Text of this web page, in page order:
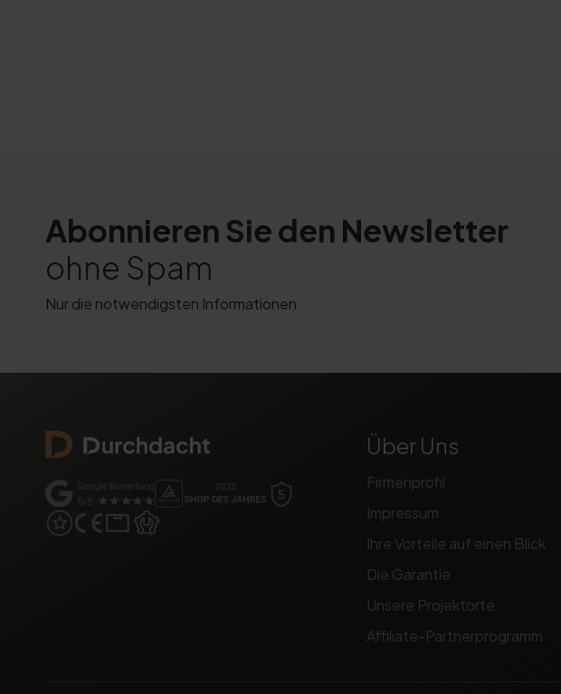
Abonnieren Sie den Newsletter
ohne Spam
Nur die notwendigsten Informationen
Über Uns
Firmenprofil
Impressum
Ihre Vorteile auf einen Blick
Die Garantie
Unsere Projektorte
Affiliate-Partnerprogramm